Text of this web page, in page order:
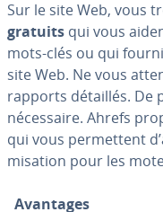
Sur le site Web, vous
gratuits qui vous
mots-clés ou qui
site Web. Ne vous
rapports détaillés. De
né­ces­saire. Ahrefs
qui vous per­met­tent
mi­sa­tion pour les
Avantages